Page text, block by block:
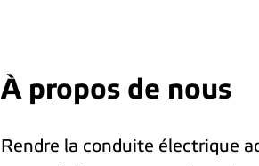
À propos de nous
Rendre la conduite électrique